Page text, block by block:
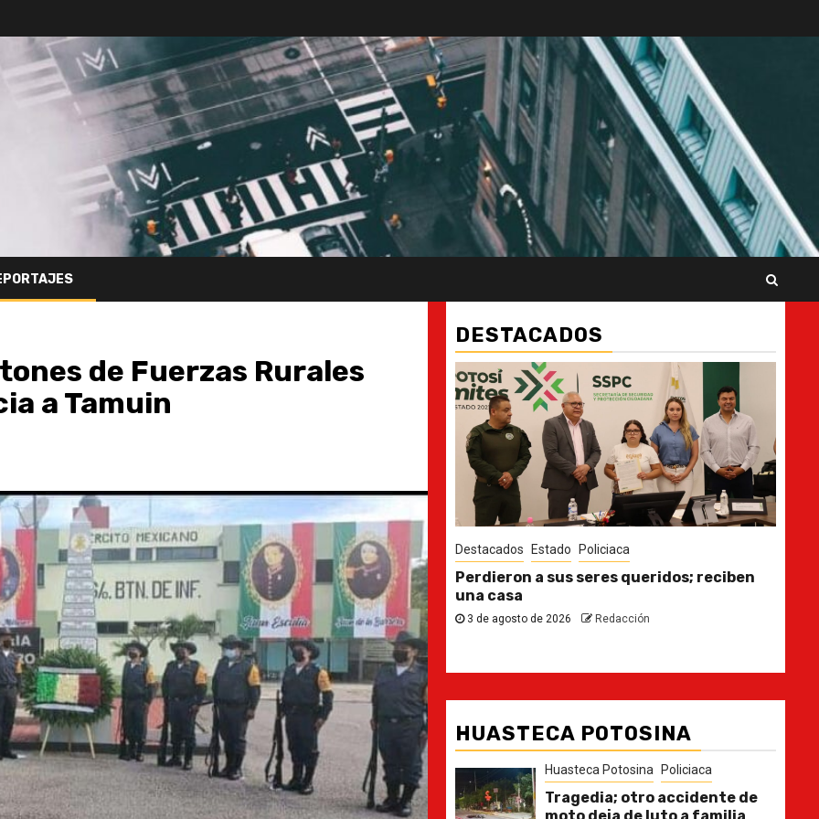
de Fuerzas Rurales
a Tamuin
DESTACADOS
impacto
Destacados Estado Policiaca
Perdieron a sus seres queridos; reciben
una casa
3 de agosto de 2026 Redacción
Destacados Estado
Ya casi, el quinto informe del Gobernador
30 de julio de 2026
HUASTECA POTOSINA
Huasteca Potosina Policiaca
Tragedia; otro accidente de